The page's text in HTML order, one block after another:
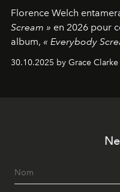
Florence Welch
Scream » en 2026 pour
album, « Everybody
dates nord-américaines
30.10.2025 by Grace Clarke